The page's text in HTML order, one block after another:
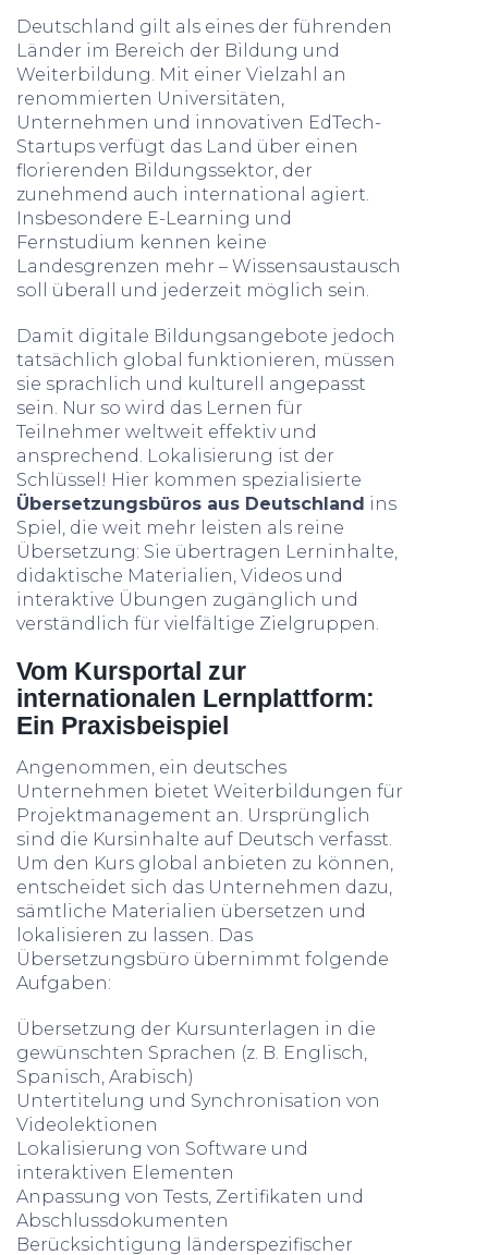
Deutschland gilt als eines der führenden
Länder im Bereich der Bildung und
Weiterbildung. Mit einer Vielzahl an
renommierten Universitäten,
Unternehmen und innovativen EdTech-
Startups verfügt das Land über einen
florierenden Bildungssektor, der
zunehmend auch international agiert.
Insbesondere E-Learning und
Fernstudium kennen keine
Landesgrenzen mehr – Wissensaustausch
soll überall und jederzeit möglich sein.
Damit digitale Bildungsangebote jedoch
tatsächlich global funktionieren, müssen
sie sprachlich und kulturell angepasst
sein. Nur so wird das Lernen für
Teilnehmer weltweit effektiv und
ansprechend. Lokalisierung ist der
Schlüssel! Hier kommen spezialisierte
Übersetzungsbüros aus Deutschland ins
Spiel, die weit mehr leisten als reine
Übersetzung: Sie übertragen Lerninhalte,
didaktische Materialien, Videos und
interaktive Übungen zugänglich und
verständlich für vielfältige Zielgruppen.
Vom Kursportal zur
internationalen Lernplattform:
Ein Praxisbeispiel
Angenommen, ein deutsches
Unternehmen bietet Weiterbildungen für
Projektmanagement an. Ursprünglich
sind die Kursinhalte auf Deutsch verfasst.
Um den Kurs global anbieten zu können,
entscheidet sich das Unternehmen dazu,
sämtliche Materialien übersetzen und
lokalisieren zu lassen. Das
Übersetzungsbüro übernimmt folgende
Aufgaben:
Übersetzung der Kursunterlagen in die
gewünschten Sprachen (z. B. Englisch,
Spanisch, Arabisch)
Untertitelung und Synchronisation von
Videolektionen
Lokalisierung von Software und
interaktiven Elementen
Anpassung von Tests, Zertifikaten und
Abschlussdokumenten
Berücksichtigung länderspezifischer